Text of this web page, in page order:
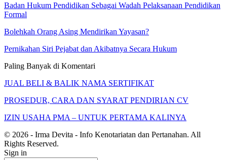
Badan Hukum Pendidikan Sebagai Wadah Pelaksanaan Pendidikan
Formal
Bolehkah Orang Asing Mendirikan Yayasan?
Pernikahan Siri Pejabat dan Akibatnya Secara Hukum
Paling Banyak di Komentari
JUAL BELI & BALIK NAMA SERTIFIKAT
PROSEDUR, CARA DAN SYARAT PENDIRIAN CV
IZIN USAHA PMA – UNTUK PERTAMA KALINYA
© 2026 - Irma Devita - Info Kenotariatan dan Pertanahan. All
Rights Reserved.
Sign in